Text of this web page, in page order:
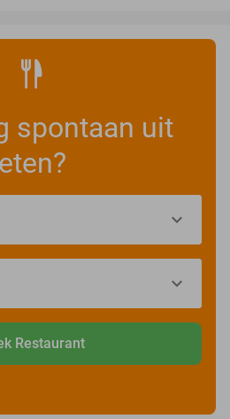
spontaan uit
eten?
Restaurant